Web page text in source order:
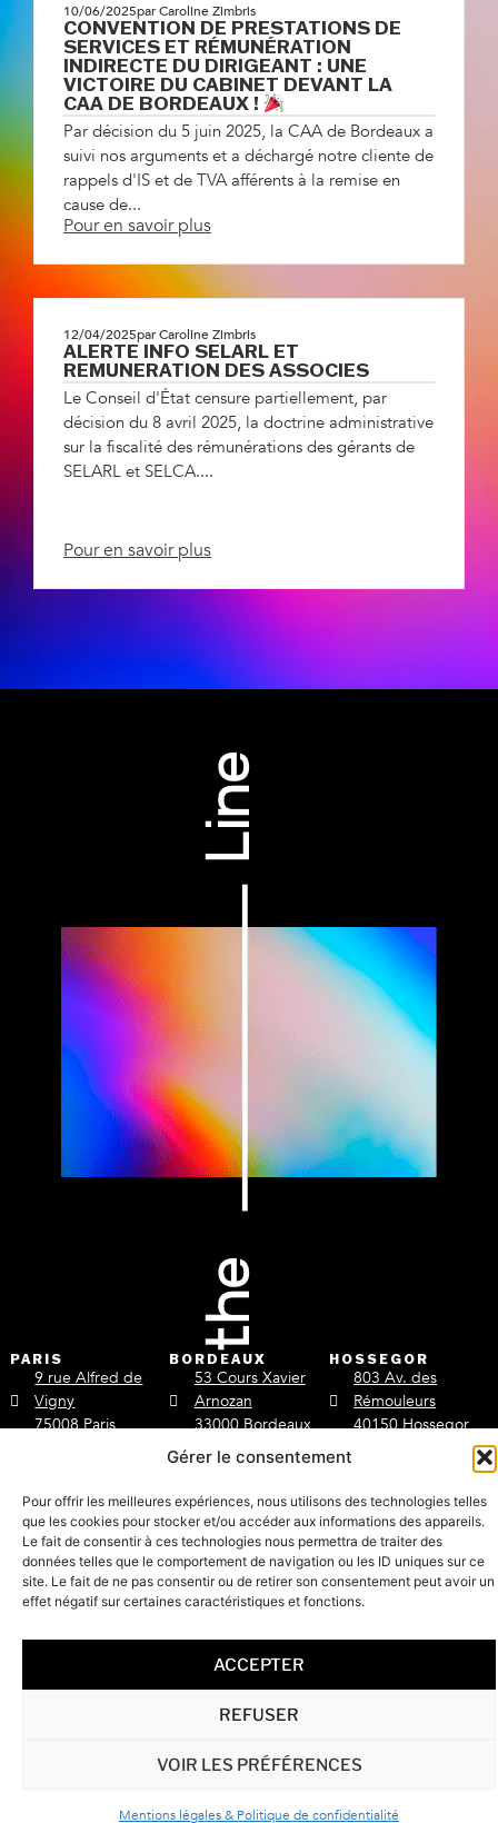
Gérer le consentement
Pour offrir les meilleures expériences, nous utilisons des technologies telles
que les cookies pour stocker et/ou accéder aux informations des appareils.
Le fait de consentir à ces technologies nous permettra de traiter des
données telles que le comportement de navigation ou les ID uniques sur ce
site. Le fait de ne pas consentir ou de retirer son consentement peut avoir un
effet négatif sur certaines caractéristiques et fonctions.
ACCEPTER
REFUSER
VOIR LES PRÉFÉRENCES
Mentions légales & Politique de confidentialité
10/06/2025par Caroline Zimbris
CONVENTION DE PRESTATIONS DE
SERVICES ET RÉMUNÉRATION
INDIRECTE DU DIRIGEANT : UNE
VICTOIRE DU CABINET DEVANT LA
CAA DE BORDEAUX !
Par décision du 5 juin 2025, la CAA de Bordeaux a
suivi nos arguments et a déchargé notre cliente de
rappels d'IS et de TVA afférents à la remise en
cause de...
Pour en savoir plus
12/04/2025par Caroline Zimbris
ALERTE INFO SELARL ET
REMUNERATION DES ASSOCIES
Le Conseil d'État censure partiellement, par
décision du 8 avril 2025, la doctrine administrative
sur la fiscalité des rémunérations des gérants de
SELARL et SELCA....
Pour en savoir plus
PARIS
9 rue Alfred de
Vigny
75008 Paris
BORDEAUX
53 Cours Xavier
Arnozan
33000 Bordeaux
HOSSEGOR
803 Av. des
Rémouleurs
40150 Hossegor
+33 6 59 59 41 97
RDV
/the-line-avocats
contact@thelineavocats.
Mentions légales & Politique de confidentialité
Copyright © The line 2022